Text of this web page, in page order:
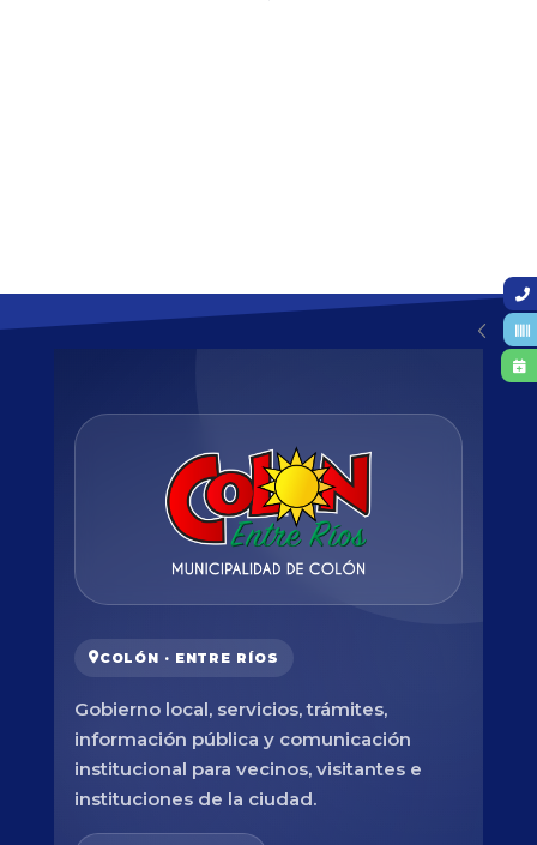
COLÓN · ENTRE RÍOS
Gobierno local, servicios, trámites,
información pública y comunicación
institucional para vecinos, visitantes e
instituciones de la ciudad.